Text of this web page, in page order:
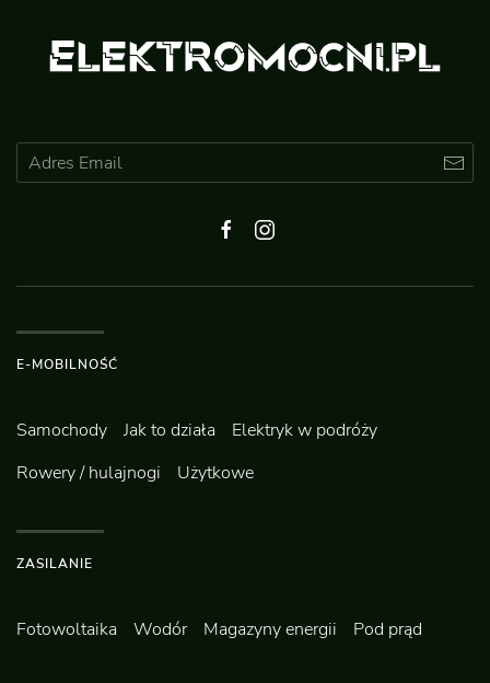
E-MOBILNOŚĆ
Samochody Jak to działa
Elektryk w podróży
Rowery / hulajnogi
Użytkowe
ZASILANIE
Fotowoltaika Wodór Magazyny energii Pod prąd